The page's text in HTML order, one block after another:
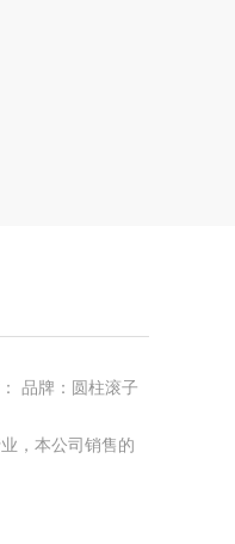
品牌：圆柱滚子
，本公司销售的